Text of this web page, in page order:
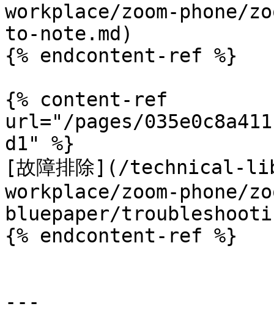
workplace/zoom-phone/
to-note.md)
{% endcontent-ref %}
{% content-ref
url="/pages/
d1" %}
[故障排除](/technical-
workplace/zoom-phone/
bluepaper/
{% endcontent-ref %}
---